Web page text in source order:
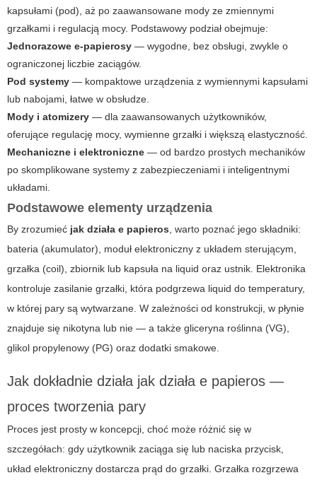
kapsułami (pod), aż po zaawansowane mody ze zmiennymi
grzałkami i regulacją mocy. Podstawowy podział obejmuje:
Jednorazowe e-papierosy — wygodne, bez obsługi, zwykle o
ograniczonej liczbie zaciągów.
Pod systemy — kompaktowe urządzenia z wymiennymi kapsułami
lub nabojami, łatwe w obsłudze.
Mody i atomizery — dla zaawansowanych użytkowników,
oferujące regulację mocy, wymienne grzałki i większą elastyczność.
Mechaniczne i elektroniczne — od bardzo prostych mechaników
po skomplikowane systemy z zabezpieczeniami i inteligentnymi
układami.
Podstawowe elementy urządzenia
By zrozumieć jak działa e papieros, warto poznać jego składniki:
bateria (akumulator), moduł elektroniczny z układem sterującym,
grzałka (coil), zbiornik lub kapsuła na liquid oraz ustnik. Elektronika
kontroluje zasilanie grzałki, która podgrzewa liquid do temperatury,
w której pary są wytwarzane. W zależności od konstrukcji, w płynie
znajduje się nikotyna lub nie — a także gliceryna roślinna (VG),
glikol propylenowy (PG) oraz dodatki smakowe.
Jak dokładnie działa jak działa e papieros —
proces tworzenia pary
Proces jest prosty w koncepcji, choć może różnić się w
szczegółach: gdy użytkownik zaciąga się lub naciska przycisk,
układ elektroniczny dostarcza prąd do grzałki. Grzałka rozgrzewa